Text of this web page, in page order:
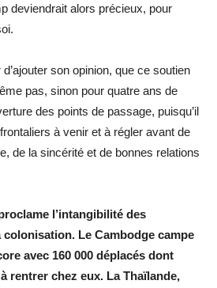
deviendrait alors précieux, pour
son opinion, que ce soutien
pas, sinon pour quatre ans de
des points de passage, puisqu’il
à venir et à régler avant de
de la sincérité et de bonnes relations
l’intangibilité des
Le Cambodge campe
avec 160 000 déplacés dont
rentrer chez eux. La Thaïlande,